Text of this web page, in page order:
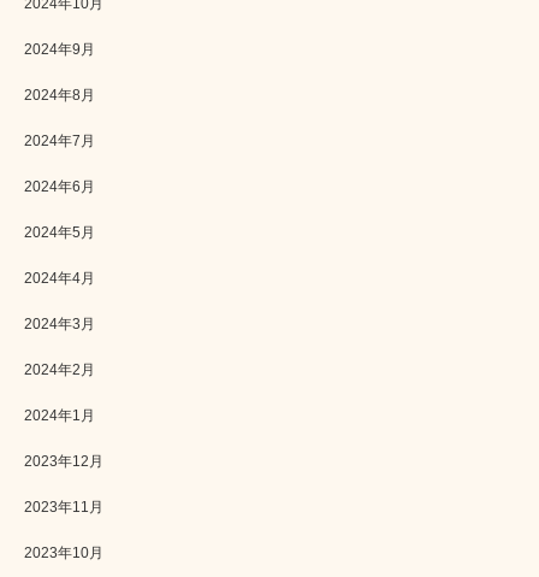
2024年10月
2024年9月
2024年8月
2024年7月
2024年6月
2024年5月
2024年4月
2024年3月
2024年2月
2024年1月
2023年12月
2023年11月
2023年10月